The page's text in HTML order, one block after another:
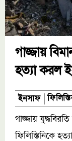
গাজ্জায়
হত্যা করল
ইনসাফ
গাজ্জায়
ফিলিস্তিনিকে